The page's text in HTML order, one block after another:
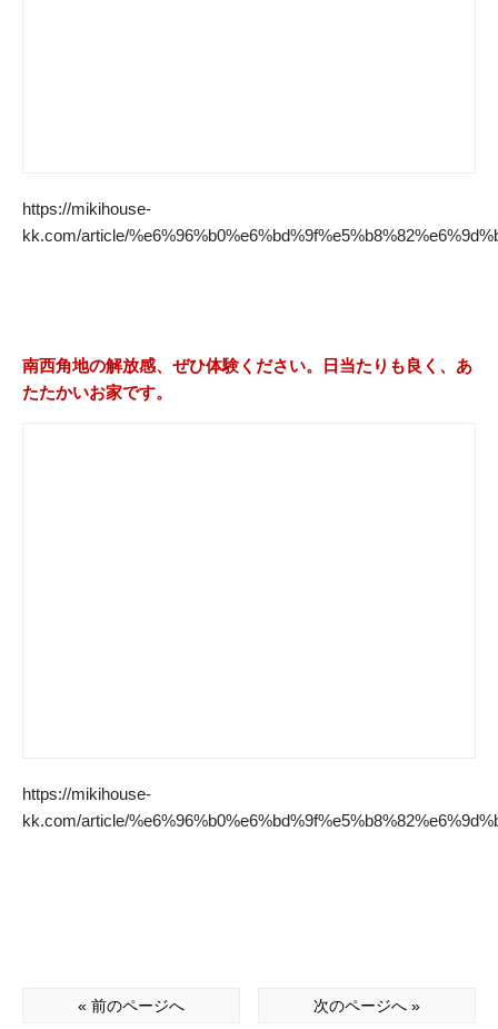
https://mikihouse-
kk.com/article/
南西角地の解放感、ぜひ体験ください。日当たりも良く、あ
たたかいお家です。
https://mikihouse-
kk.com/article/
« 前のページへ 次のページへ »